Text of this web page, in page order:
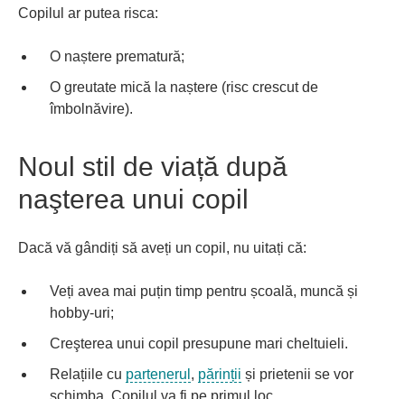
Copilul ar putea risca:
O naștere prematură;
O greutate mică la naștere (risc crescut de
îmbolnăvire).
Noul stil de viață după
naşterea unui copil
Dacă vă gândiți să aveți un copil, nu uitați că:
Veți avea mai puțin timp pentru școală, muncă și
hobby-uri;
Creşterea unui copil presupune mari cheltuieli.
Relațiile cu partenerul , părinții și prietenii se vor